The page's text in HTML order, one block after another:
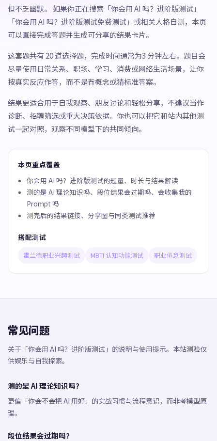
但不乏幽默。 如果你正在搜索「你会用 AI 吗？进阶版测试」
「你会用 AI 吗？进阶版测试免费测试」或相关人格自测，本页
可以直接完成答题并生成可分享的结果卡片。
这套题共有 20 道选择题，完成时间通常为3 分钟左右。题目会
尽量使用日常关系、职场、学习、消费或网络生活场景，让你
按真实反应作答，而不是背概念或猜标准答案。
结果更适合用于自我观察、朋友讨论和轻松分享，不建议当作
诊断、招聘筛选或重大决策依据。你也可以把它和站内其他测
试一起对照，观察不同模型下的共同倾向。
本页重点覆盖
你会用 AI 吗？进阶版测试的题量、时长与结果解读
测的是 AI 理论知识吗、段位结果会过期吗、会收集我的
Prompt 吗
测完后的结果链接、分享图与同类测试推荐
搭配测试
霍兰德职业兴趣测试 MBTI 认知功能测试 职业倦怠测试
常见问题
关于「你会用 AI 吗？进阶版测试」的说明与使用提示。本站测验仅
供娱乐与自我探索。
测的是 AI 理论知识吗？
更偏「你会不会把 AI 用好」的实战习惯与流程意识，而非考模型原
理。
段位结果会过期吗？